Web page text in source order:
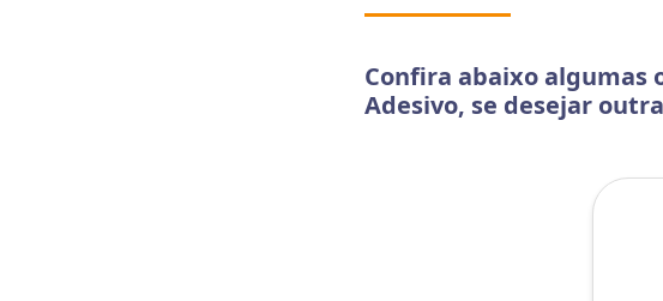
Confira abaixo algumas
Adesivo, se desejar